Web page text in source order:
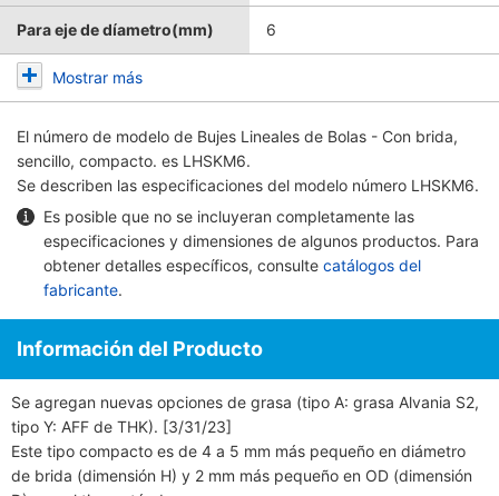
Para eje de díametro(mm) 6
Mostrar más
El número de modelo de Bujes Lineales de Bolas - Con brida,
sencillo, compacto. es LHSKM6.
Se describen las especificaciones del modelo número LHSKM6.
Es posible que no se incluyeran completamente las
especificaciones y dimensiones de algunos productos. Para
obtener detalles específicos, consulte catálogos del
fabricante.
Información del Producto
Se agregan nuevas opciones de grasa (tipo A: grasa Alvania S2,
tipo Y: AFF de THK). [3/31/23]
Este tipo compacto es de 4 a 5 mm más pequeño en diámetro
de brida (dimensión H) y 2 mm más pequeño en OD (dimensión